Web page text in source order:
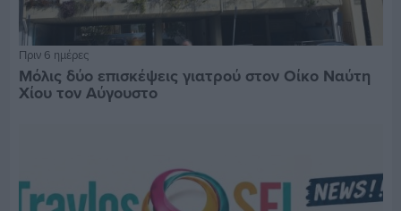
Πριν 6 ημέρες
Μόλις δύο επισκέψεις γιατρού στον Οίκο Ναύτη
Χίου τον Αύγουστο